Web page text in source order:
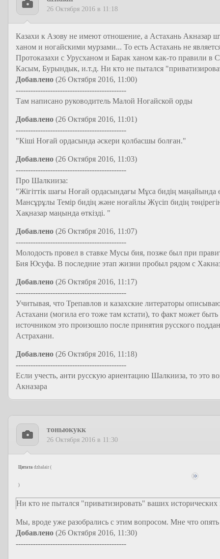
26 Октября 2016 в 11:18
Казахи к Азову не имеют отношение, а Астахань Акназар
ханом и ногайскими мурзами... То есть Астахань не
Протоказахи с Урусханом и Барак ханом как-то правили
Касым, Бурындык, и.т.д. Ни кто не пытался
Добавлено (26 Октября 2016, 11:00)
---------------------------------------------
Там написано руководитель Малой Ногайской орды
Добавлено (26 Октября 2016, 11:01)
---------------------------------------------
"Кіші Ноғай ордасында әскери қолбасшы болған."
Добавлено (26 Октября 2016, 11:03)
---------------------------------------------
Про Шалкииза:
"Жігіттік шағы Ноғай ордасындағы Мұса бидің маңайында
Мансұрұлы Темір бидің және ноғайлы Жүсіп бидің
Хақназар маңында өткізді. "
Добавлено (26 Октября 2016, 11:07)
---------------------------------------------
Молодость провел в ставке Мусы бия, позже был при
Бия Юсуфа. В последние этап жизни пробыл рядом с
Добавлено (26 Октября 2016, 11:17)
---------------------------------------------
Учитывая, что Трепавлов и казахские литераторы
Астахани (могила его тоже там кстати), то факт может
источником это произошло после принятия русского
Астрахани.
Добавлено (26 Октября 2016, 11:18)
---------------------------------------------
Если учесть, анти русскую ариентацию Шалкииза, то это
Акназара
тоньюкукк
26 Октября 2016 в 11:30
Цитата dzhalair (
)
Ни кто не пытался "приватизировать" ваших исторических
Мы, вроде уже разобрались с этим вопросом. Мне что опять
Добавлено (26 Октября 2016, 11:30)
---------------------------------------------